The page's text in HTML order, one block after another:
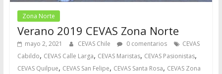
Zona Norte
Verano 2019 CEVAS Zona Norte
mayo 2, 2021 CEVAS Chile 0 comentarios
CEVAS
Cabildo, CEVAS Calle Larga, CEVAS Maristas, CEVAS Pasionistas,
CEVAS Quilpue, CEVAS San Felipe, CEVAS Santa Rosa, CEVAS Zona